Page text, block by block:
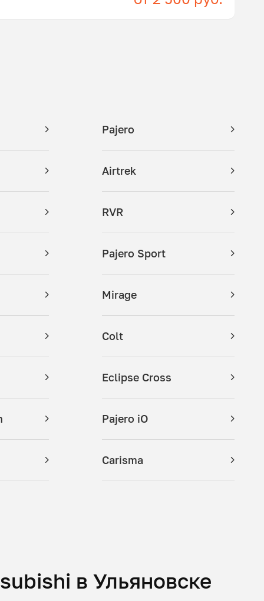
Pajero
Airtrek
RVR
Pajero Sport
Mirage
Colt
Eclipse Cross
Pajero iO
Carisma
в Ульяновске